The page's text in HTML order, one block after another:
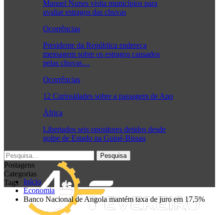
Manuel Nunes visita municípios para
avaliar estragos das chuvas
Ocorrências
Presidente da República endereça
mensagem sobre os estragos causados
pelas chuvas…
Ocorrências
12 Curiosidades sobre a passagem de Ano
África
Libertados seis opositores detidos desde
golpe de Estado na Guiné-Bissau
Postagens
Categorias
Tags Início
Economia
Banco Nacional de Angola mantém taxa de juro em 17,5%